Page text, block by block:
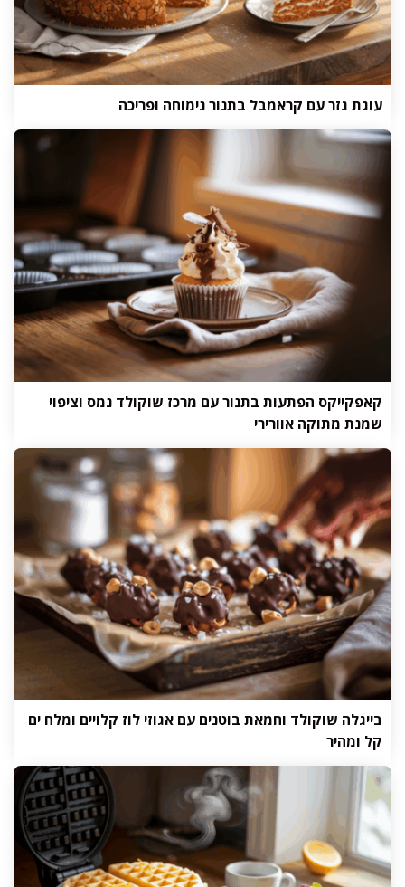
עוגת גזר עם קראמבל בתנור נימוחה ופריכה
קאפקייקס הפתעות בתנור עם מרכז שוקולד נמס וציפוי
שמנת מתוקה אוורירי
בייגלה שוקולד וחמאת בוטנים עם אגוזי לוז קלויים ומלח ים
קל ומהיר